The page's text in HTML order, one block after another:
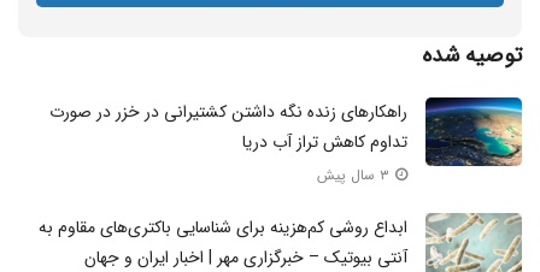
توصیه شده
راهکارهای زنده نگه داشتن کشتیرانی در خزر در صورت
تداوم کاهش تراز آب دریا
ابداع روشی کم‌هزینه برای شناسایی باکتری‌های مقاوم به
آنتی بیوتیک – خبرگزاری مهر | اخبار ایران و جهان